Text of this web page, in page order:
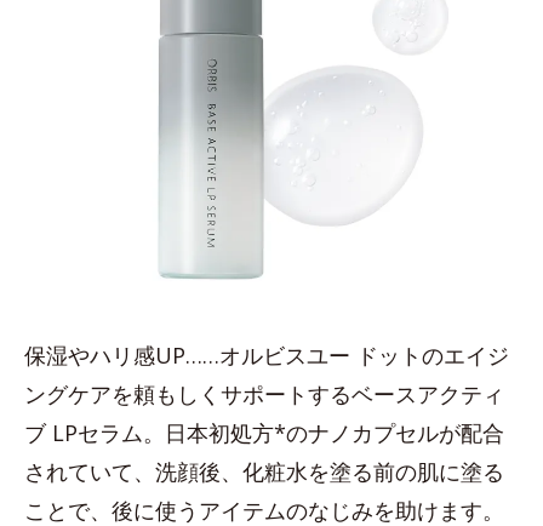
保湿やハリ感UP……オルビスユー ドットのエイジ
ングケアを頼もしくサポートするベースアクティ
ブ LPセラム。日本初処方*のナノカプセルが配合
されていて、洗顔後、化粧水を塗る前の肌に塗る
ことで、後に使うアイテムのなじみを助けます。